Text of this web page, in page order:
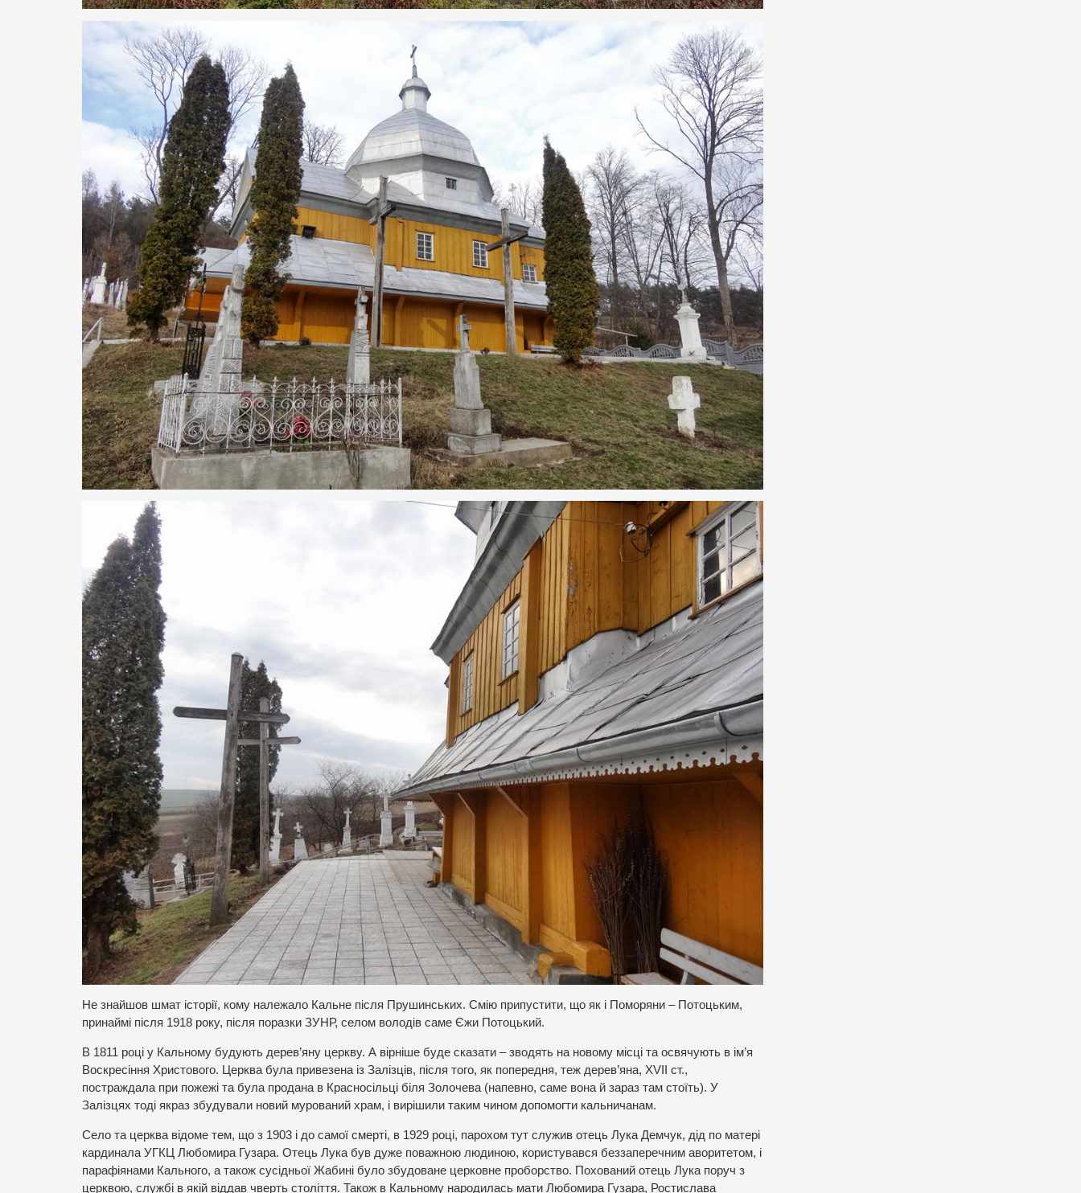
Не знайшов шмат історії, кому належало Кальне після Прушинських. Смію припустити, що як і Поморяни – Потоцьким,
принаймі після 1918 року, після поразки ЗУНР, селом володів саме Єжи Потоцький.
В 1811 році у Кальному будують дерев’яну церкву. А вірніше буде сказати – зводять на новому місці та освячують в ім’я
Воскресіння Христового. Церква була привезена із Залізців, після того, як попередня, теж дерев’яна, ХVII ст.,
постраждала при пожежі та була продана в Красносільці біля Золочева (напевно, саме вона й зараз там стоїть). У
Залізцях тоді якраз збудували новий мурований храм, і вирішили таким чином допомогти кальничанам.
Село та церква відоме тем, що з 1903 і до самої смерті, в 1929 році, парохом тут служив отець Лука Демчук, дід по матері
кардинала УГКЦ Любомира Гузара. Отець Лука був дуже поважною людиною, користувався беззаперечним аворитетом, і
парафіянами Кального, а також сусідньої Жабині було збудоване церковне проборство. Похований отець Лука поруч з
церквою, службі в якій віддав чверть століття. Також в Кальному народилась мати Любомира Гузара, Ростислава